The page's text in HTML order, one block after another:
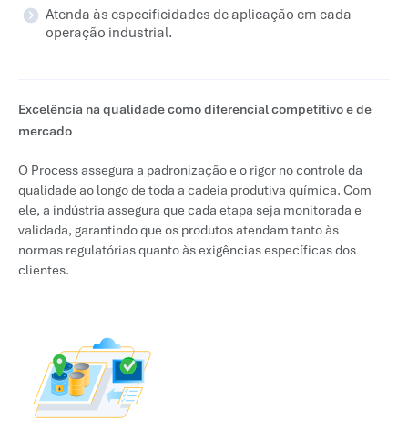
Atenda às especificidades de aplicação em cada
operação industrial.
Excelência na qualidade como diferencial competitivo e de
mercado
O Process assegura a padronização e o rigor no controle da
qualidade ao longo de toda a cadeia produtiva química. Com
ele, a indústria assegura que cada etapa seja monitorada e
validada, garantindo que os produtos atendam tanto às
normas regulatórias quanto às exigências específicas dos
clientes.